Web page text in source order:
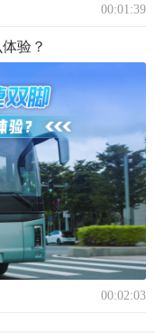
00:01:39
验？
00:02:03